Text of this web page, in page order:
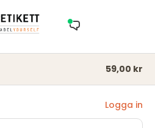
59,00 kr
Logga in